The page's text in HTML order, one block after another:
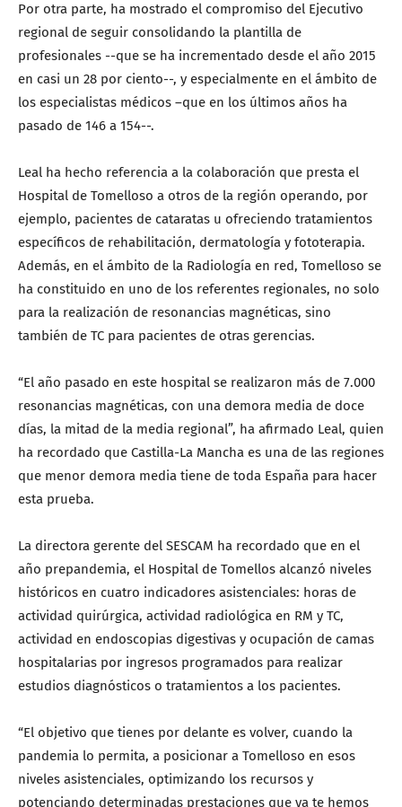
Por otra parte, ha mostrado el compromiso del Ejecutivo
regional de seguir consolidando la plantilla de
profesionales --que se ha incrementado desde el año 2015
en casi un 28 por ciento--, y especialmente en el ámbito de
los especialistas médicos –que en los últimos años ha
pasado de 146 a 154--.
Leal ha hecho referencia a la colaboración que presta el
Hospital de Tomelloso a otros de la región operando, por
ejemplo, pacientes de cataratas u ofreciendo tratamientos
específicos de rehabilitación, dermatología y fototerapia.
Además, en el ámbito de la Radiología en red, Tomelloso se
ha constituido en uno de los referentes regionales, no solo
para la realización de resonancias magnéticas, sino
también de TC para pacientes de otras gerencias.
“El año pasado en este hospital se realizaron más de 7.000
resonancias magnéticas, con una demora media de doce
días, la mitad de la media regional”, ha afirmado Leal, quien
ha recordado que Castilla-La Mancha es una de las regiones
que menor demora media tiene de toda España para hacer
esta prueba.
La directora gerente del SESCAM ha recordado que en el
año prepandemia, el Hospital de Tomellos alcanzó niveles
históricos en cuatro indicadores asistenciales: horas de
actividad quirúrgica, actividad radiológica en RM y TC,
actividad en endoscopias digestivas y ocupación de camas
hospitalarias por ingresos programados para realizar
estudios diagnósticos o tratamientos a los pacientes.
“El objetivo que tienes por delante es volver, cuando la
pandemia lo permita, a posicionar a Tomelloso en esos
niveles asistenciales, optimizando los recursos y
potenciando determinadas prestaciones que ya te hemos